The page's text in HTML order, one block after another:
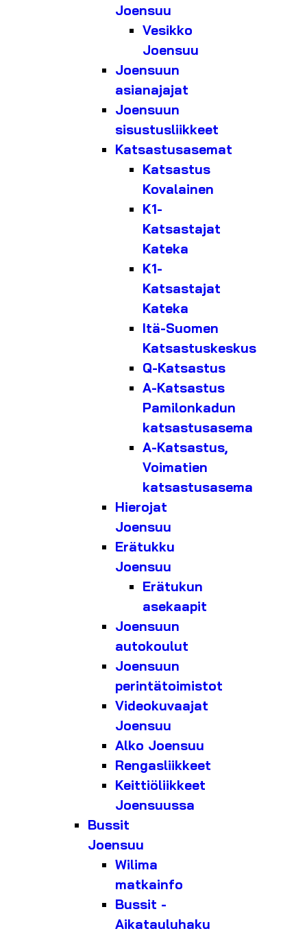
Joensuu
Vesikko
Joensuu
Joensuun
asianajajat
Joensuun
sisustusliikkeet
Katsastusasemat
Katsastus
Kovalainen
K1-
Katsastajat
Kateka
K1-
Katsastajat
Kateka
Itä-Suomen
Katsastuskeskus
Q-Katsastus
A-Katsastus
Pamilonkadun
katsastusasema
A-Katsastus,
Voimatien
katsastusasema
Hierojat
Joensuu
Erätukku
Joensuu
Erätukun
asekaapit
Joensuun
autokoulut
Joensuun
perintätoimistot
Videokuvaajat
Joensuu
Alko Joensuu
Rengasliikkeet
Keittiöliikkeet
Joensuussa
Bussit
Joensuu
Wilima
matkainfo
Bussit -
Aikatauluhaku